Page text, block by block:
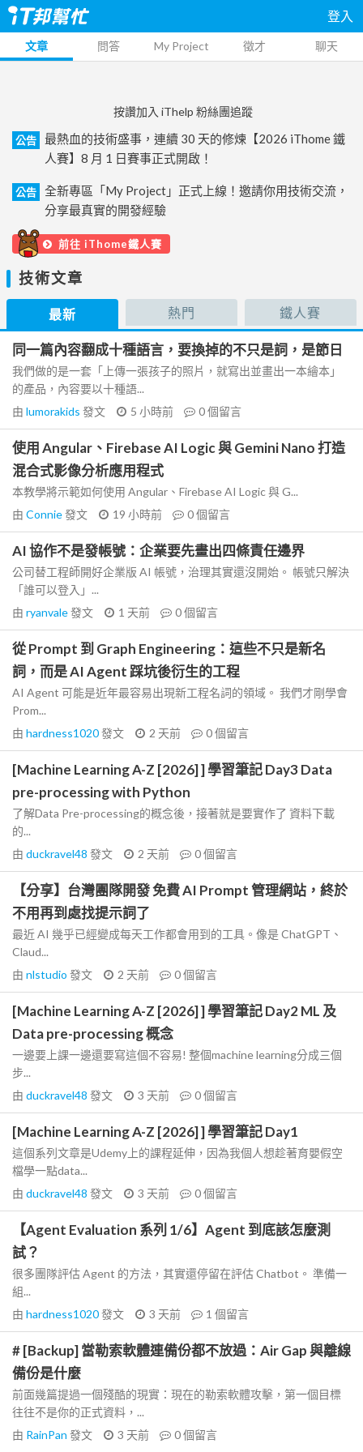
登入
文章 問答 My Project 徵才 聊天
按讚加入 iThelp 粉絲團追蹤
公告
最熱血的技術盛事，連續 30 天的修煉【2026 iThome 鐵
人賽】8 月 1 日賽事正式開啟！
公告
全新專區「My Project」正式上線！邀請你用技術交流，
分享最真實的開發經驗
前往 iThome鐵人賽
技術文章
最新 熱門 鐵人賽
同一篇內容翻成十種語言，要換掉的不只是詞，是節日
我們做的是一套「上傳一張孩子的照片，就寫出並畫出一本繪本」
的產品，內容要以十種語...
由 lumorakids 發文 5 小時前 0個留言
使用 Angular、Firebase AI Logic 與 Gemini Nano 打造
混合式影像分析應用程式
本教學將示範如何使用 Angular、Firebase AI Logic 與 G...
由 Connie發文 19 小時前 0個留言
AI 協作不是發帳號：企業要先畫出四條責任邊界
公司替工程師開好企業版 AI 帳號，治理其實還沒開始。 帳號只解決
「誰可以登入」...
由 ryanvale發文 1 天前 0個留言
從 Prompt 到 Graph Engineering：這些不只是新名
詞，而是 AI Agent 踩坑後衍生的工程
AI Agent 可能是近年最容易出現新工程名詞的領域。 我們才剛學會
Prom...
由 hardness1020發文 2 天前 0個留言
[Machine Learning A-Z [2026] ] 學習筆記 Day3 Data
pre-processing with Python
了解Data Pre-processing的概念後，接著就是要實作了 資料下載
的...
由 duckravel48 發文 2 天前 0個留言
【分享】台灣團隊開發 免費 AI Prompt 管理網站，終於
不用再到處找提示詞了
最近 AI 幾乎已經變成每天工作都會用到的工具。像是 ChatGPT、
Claud...
由 nlstudio 發文 2 天前 0個留言
[Machine Learning A-Z [2026] ] 學習筆記 Day2 ML 及
Data pre-processing 概念
一邊要上課一邊還要寫這個不容易! 整個machine learning分成三個
步...
由 duckravel48 發文 3 天前 0個留言
[Machine Learning A-Z [2026] ] 學習筆記 Day1
這個系列文章是Udemy上的課程延伸，因為我個人想趁著育嬰假空
檔學一點data...
由 duckravel48 發文 3 天前 0個留言
【Agent Evaluation 系列 1/6】Agent 到底該怎麼測
試？
很多團隊評估 Agent 的方法，其實還停留在評估 Chatbot。 準備一
組...
由 hardness1020發文 3 天前 1 個留言
# [Backup] 當勒索軟體連備份都不放過：Air Gap 與離線
備份是什麼
前面幾篇提過一個殘酷的現實：現在的勒索軟體攻擊，第一個目標
往往不是你的正式資料，...
由 RainPan 發文 3 天前 0個留言